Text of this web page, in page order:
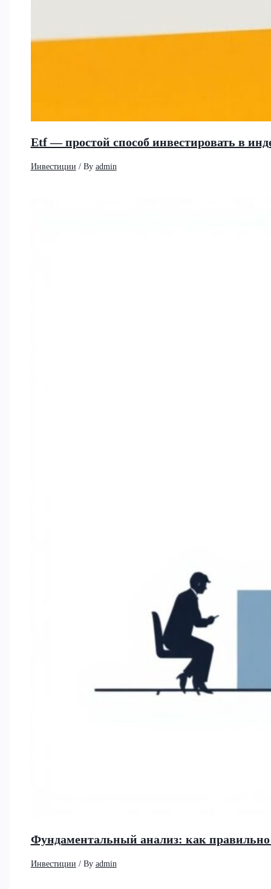
Etf — простой способ инвестировать в
Инвестиции / By admin
Фундаментальный анализ: как
Инвестиции / By admin